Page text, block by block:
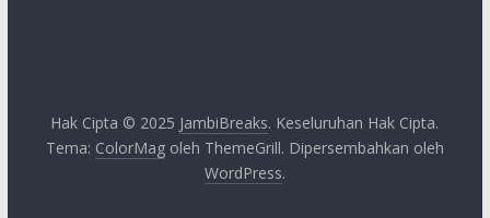
Hak Cipta © 2025 JambiBreaks. Keseluruhan Hak Cipta.
Tema: ColorMagoleh ThemeGrill. Dipersembahkan oleh
WordPress.